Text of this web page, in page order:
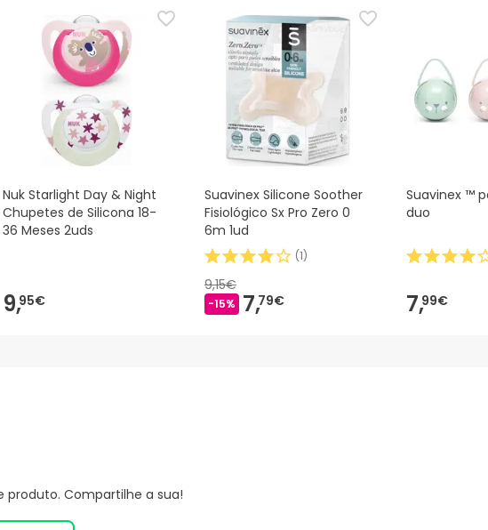
nos. Além disso, se desejares, também podes devolver o produto
Nuk Starlight Day & Night
Chupetes de Silicona 18-
36 Meses 2uds
9,95€
Suavinex Silicone Soother
Fisiológico Sx Pro Zero 0
6m 1ud
(1)
9,15€
-15% 7,79€
Suavinex ™
duo
7,99€
produto. Compartilhe a sua!